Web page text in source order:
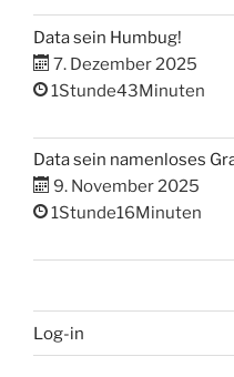
Data sein Humbug!
7. Dezember 2025
1Stunde43Minuten
Data sein namenloses
9. November 2025
1Stunde16Minuten
Log-in